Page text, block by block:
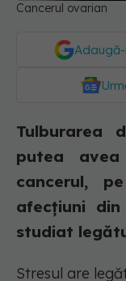
Cancerul ovarian
Tulburarea
putea
cancerul,
afecțiuni
studiat
Stresul are